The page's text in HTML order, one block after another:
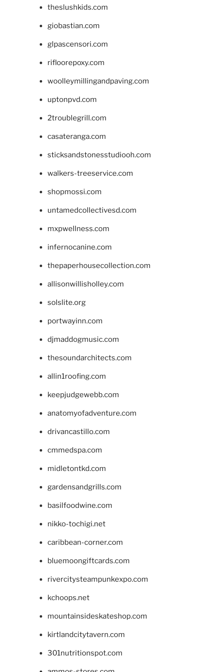
theslushkids.com
giobastian.com
glpascensori.com
rifloorepoxy.com
woolleymillingandpaving.com
uptonpvd.com
2troublegrill.com
casateranga.com
sticksandstonesstudiooh.com
walkers-treeservice.com
shopmossi.com
untamedcollectivesd.com
mxpwellness.com
infernocanine.com
thepaperhousecollection.com
allisonwillisholley.com
solslite.org
portwayinn.com
djmaddogmusic.com
thesoundarchitects.com
allin1roofing.com
keepjudgewebb.com
anatomyofadventure.com
drivancastillo.com
cmmedspa.com
midletontkd.com
gardensandgrills.com
basilfoodwine.com
nikko-tochigi.net
caribbean-corner.com
bluemoongiftcards.com
rivercitysteampunkexpo.com
kchoops.net
mountainsideskateshop.com
kirtlandcitytavern.com
301nutritionspot.com